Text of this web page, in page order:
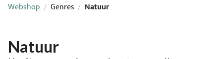
Webshop / Genres / Natuur
Natuur